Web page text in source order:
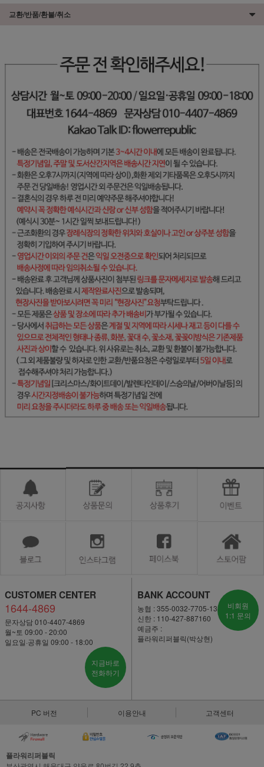
교환/반품/환불/취소
CUSTOMER CENTER
1644-4869
문자상담 010-4407-4869
월~토 09:00 - 20:00
일요일·공휴일 09:00 - 18:00
지금바로
전화하기
BANK ACCOUNT
농협 : 355-0032-7705-13
신한 : 110-427-887160
예금주 :
플라워리퍼블릭(박상현)
비회원
1:1 문의
PC 버전 이용안내 고객센터
플라워리퍼블릭